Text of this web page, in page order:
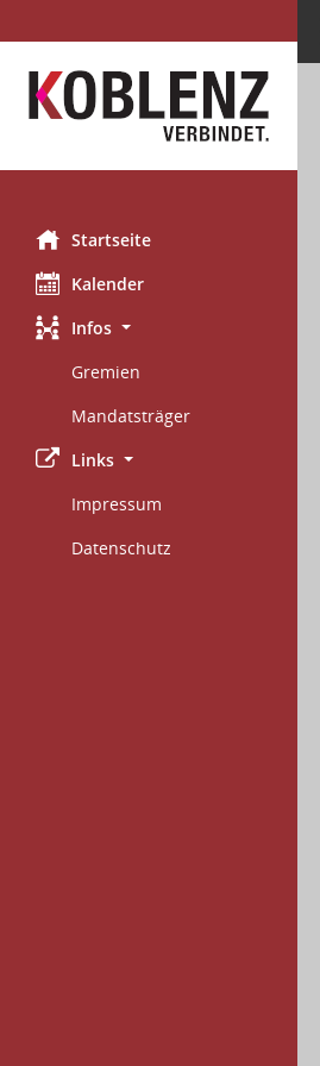
Startseite
Kalender
Infos
Gremien
Mandatsträger
Links
Impressum
Datenschutz